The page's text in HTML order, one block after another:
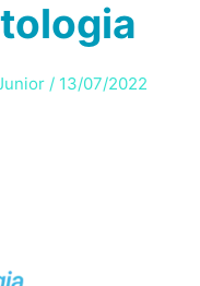
/ 13/07/2022